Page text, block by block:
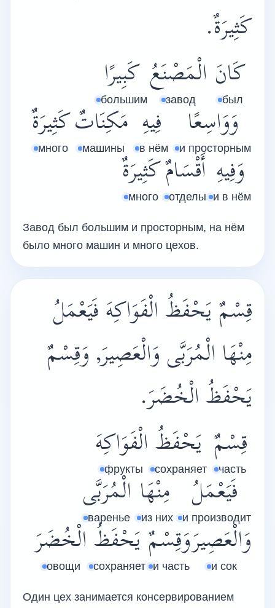
كَثِيرَةٌ.
كَانَ
был
الْمَصْنَعُ
завод
كَبِيرًا
большим
وَوَاسِعًا
и просторным
فِيهِ
в нём
مَكِنَاتٌ
машины
كَثِيرَةٌ
много
وَفِيهِ
и в нём
أَقْسَامٌ
отделы
كَثِيرَةٌ
много
Завод был большим и просторным, на нём
было много машин и много цехов.
قِسْمٌ يَحْفَظُ الْفَوَاكِهَ فَيَعْمَلُ
مِنْهَا الْمُرَبَّى وَالْعَصِيرَ, وَقِسْمٌ
يَحْفَظُ الْخُضَرَ.
قِسْمٌ
часть
يَحْفَظُ
сохраняет
الْفَوَاكِهَ
фрукты
فَيَعْمَلُ
и производит
مِنْهَا
из них
الْمُرَبَّى
варенье
وَالْعَصِيرَ
и сок
وَقِسْمٌ
и часть
يَحْفَظُ
сохраняет
الْخُضَرَ
овощи
Один цех занимается консервированием